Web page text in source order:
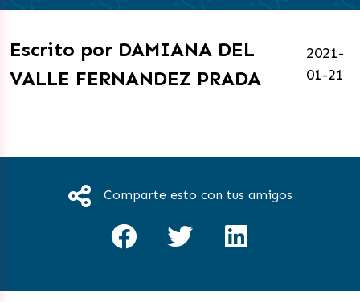
Escrito por DAMIANA DEL
VALLE FERNANDEZ PRADA
2021-
01-21
Comparte esto con tus amigos